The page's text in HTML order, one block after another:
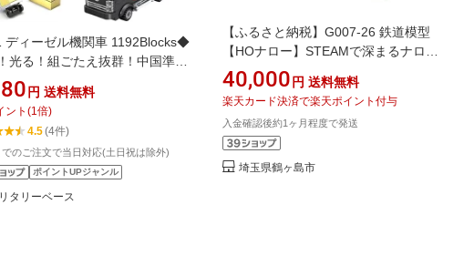
ディーゼル機関車 1192Blocks◆
光る！組ごたえ抜群！中国準高
全国各地で活躍中！専用レール
ウンブロック
円 送料無料
ント (1倍)
4.5(4件)
でのご注文で当日対応(土日祝は除外)
ポイントUPジャンル
タリーベース
【ふるさと納税】G007-26 鉄道模型
【HOナロー】STEAMで深まるナロー
ゲージディーゼル機関車キット
40,000 円 送料無料
楽天カード決済で楽天ポイント付与
入金確認後約1ヶ月程度で発送
埼玉県鶴ヶ島市